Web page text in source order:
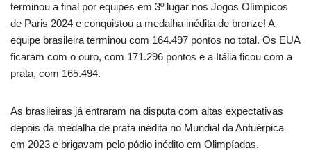
terminou a final por equipes em 3º lugar nos Jogos Olímpicos
de Paris 2024 e conquistou a medalha inédita de bronze! A
equipe brasileira terminou com 164.497 pontos no total. Os EUA
ficaram com o ouro, com 171.296 pontos e a Itália ficou com a
prata, com 165.494.
As brasileiras já entraram na disputa com altas expectativas
depois da medalha de prata inédita no Mundial da Antuérpica
em 2023 e brigavam pelo pódio inédito em Olimpíadas.